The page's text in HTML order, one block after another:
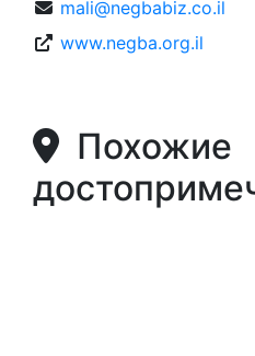
mali@negbabiz.co.il
www.negba.org.il
Похожие